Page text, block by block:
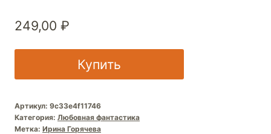
249,00 ₽
Купить
Артикул: 9c33e4f11746
Категория: Любовная фантастика
Метка: Ирина Горячева